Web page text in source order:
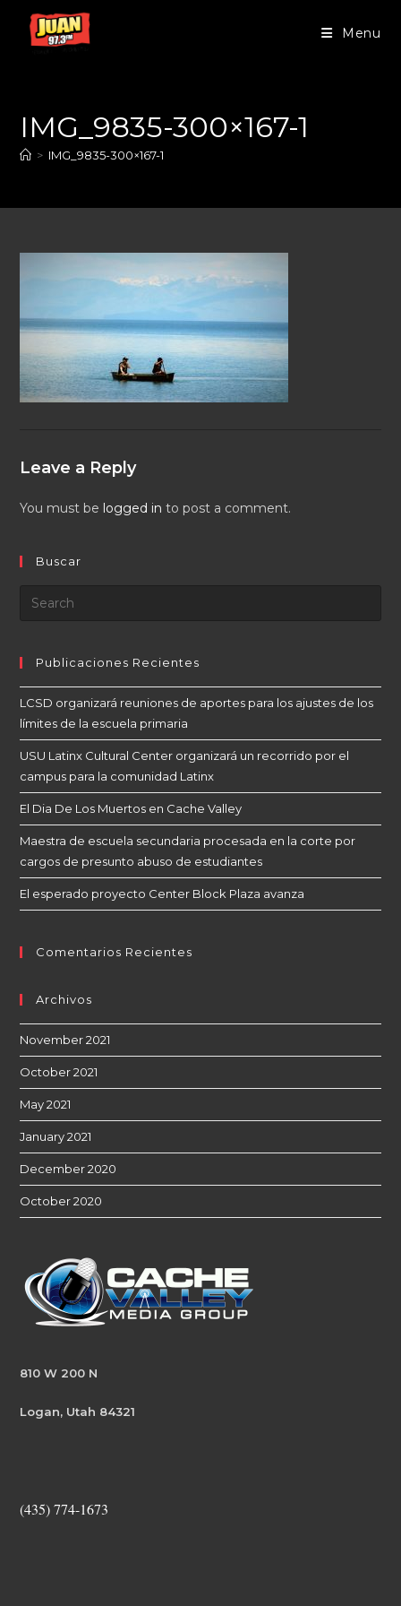
Menu
IMG_9835-300×167-1
> IMG_9835-300×167-1
Leave a Reply
You must be logged in to post a comment.
Buscar
Publicaciones Recientes
LCSD organizará reuniones de aportes para los ajustes de los
límites de la escuela primaria
USU Latinx Cultural Center organizará un recorrido por el
campus para la comunidad Latinx
El Dia De Los Muertos en Cache Valley
Maestra de escuela secundaria procesada en la corte por
cargos de presunto abuso de estudiantes
El esperado proyecto Center Block Plaza avanza
Comentarios Recientes
Archivos
November 2021
October 2021
May 2021
January 2021
December 2020
October 2020
810 W 200 N
Logan, Utah 84321
(435) 774-1673